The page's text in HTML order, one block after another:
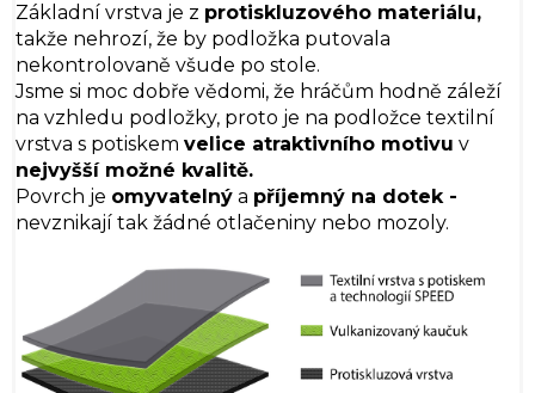
Základní vrstva je z protiskluzového materiálu,
takže nehrozí, že by podložka putovala
nekontrolovaně všude po stole.
Jsme si moc dobře vědomi, že hráčům hodně záleží
na vzhledu podložky, proto je na podložce textilní
vrstva s potiskem velice atraktivního motivu v
nejvyšší možné kvalitě.
Povrch je omyvatelný a příjemný na dotek -
nevznikají tak žádné otlačeniny nebo mozoly.